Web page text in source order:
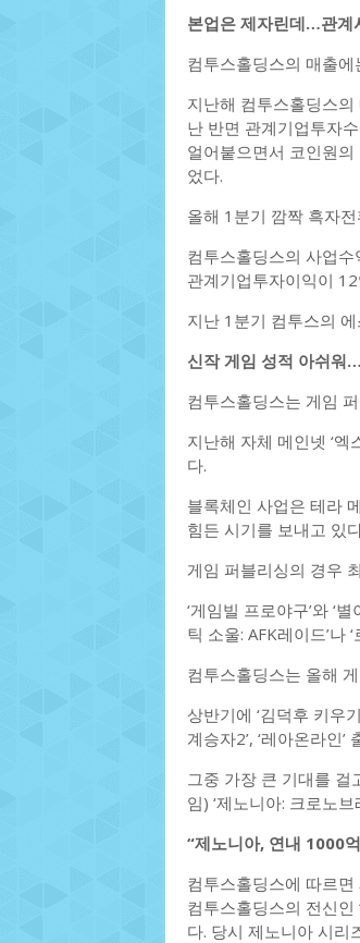
본업은 제자린데…관계
컴투스홀딩스의 매출
지난해 컴투스홀딩스
난 반면 관계기업투자
얼어붙으면서 코인원
었다.
올해 1분기 깜짝 흑자
컴투스홀딩스의 사업
관계기업투자이익이
지난 1분기 컴투스의
신작 게임 성적 아쉬워
컴투스홀딩스는 게임
지난해 자체 메인넷 ‘
다.
블록체인 사업은 테라
힘든 시기를 보내고 있
게임 퍼블리싱의 경우
‘게임빌 프로야구’와 ‘
틱 소울: AFK레이드’나
컴투스홀딩스는 올해
상반기에 ‘김덕후 키우
계승자2’, ‘레아온라인’
그중 가장 큰 기대를 걸
임) ‘제노니아: 크로노
“제노니아, 연내 1000
컴투스홀딩스에 따르
컴투스홀딩스의 전신인
다. 당시 제노니아 시리